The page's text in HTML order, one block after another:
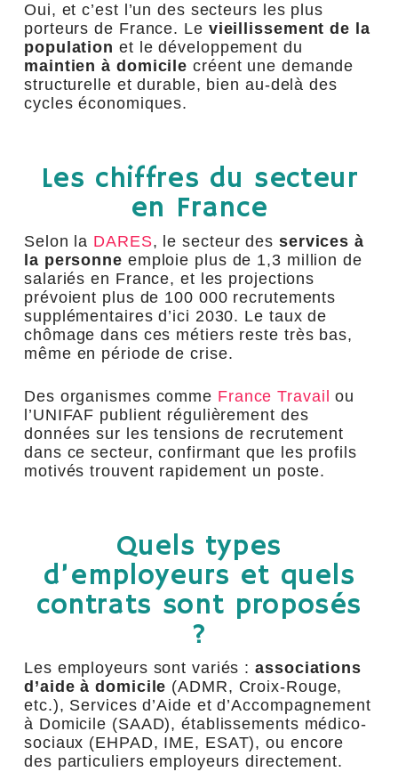
Oui, et c’est l’un des secteurs les plus
porteurs de France. Le vieillissement de la
population et le développement du
maintien à domicile créent une demande
structurelle et durable, bien au-delà des
cycles économiques.
Les chiffres du secteur
en France
Selon la DARES, le secteur des services à
la personne emploie plus de 1,3 million de
salariés en France, et les projections
prévoient plus de 100 000 recrutements
supplémentaires d’ici 2030. Le taux de
chômage dans ces métiers reste très bas,
même en période de crise.
Des organismes comme France Travail ou
l’UNIFAF publient régulièrement des
données sur les tensions de recrutement
dans ce secteur, confirmant que les profils
motivés trouvent rapidement un poste.
Quels types
d’employeurs et quels
contrats sont proposés
?
Les employeurs sont variés :associations
d’aide à domicile (ADMR, Croix-Rouge,
etc.), Services d’Aide et d’Accompagnement
à Domicile (SAAD), établissements médico-
sociaux (EHPAD, IME, ESAT), ou encore
des particuliers employeurs directement.